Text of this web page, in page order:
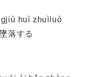
huì zhuìluò
落する